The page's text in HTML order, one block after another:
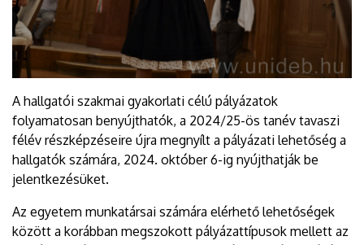
A hallgatói szakmai gyakorlati célú pályázatok
folyamatosan benyújthatók, a 2024/25-ös tanév tavaszi
félév részképzéseire újra megnyílt a pályázati lehetőség a
hallgatók számára, 2024. október 6-ig nyújthatják be
jelentkezésüket.
Az egyetem munkatársai számára elérhető lehetőségek
között a korábban megszokott pályázattípusok mellett az